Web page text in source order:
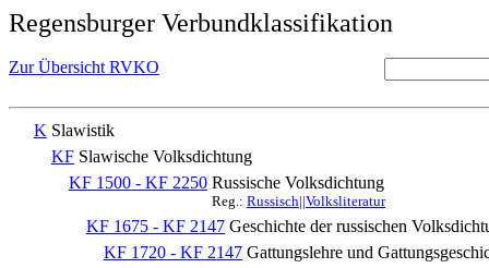
Regensburger Verbundklassifikation
Zur Übersicht RVKO
K Slawistik
KF Slawische Volksdichtung
KF 1500 - KF 2250 Russische Volksdichtung
Reg.: Russisch||Volksliteratur
KF 1675 - KF 2147 Geschichte der russischen
KF 1720 - KF 2147 Gattungslehre und